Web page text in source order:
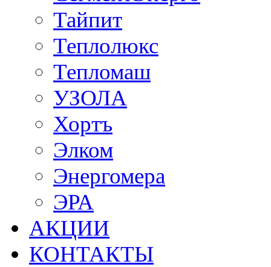
Тайпит
Теплолюкс
Тепломаш
УЗОЛА
Хортъ
Элком
Энергомера
ЭРА
АКЦИИ
КОНТАКТЫ